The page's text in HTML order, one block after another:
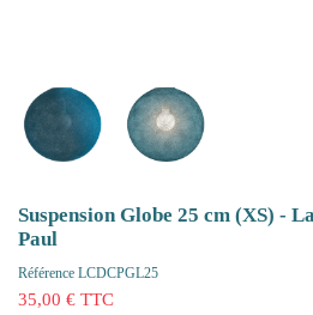
Suspension Globe 25 cm (XS) - La Case de Cousin
Paul
Référence LCDCPGL25
35,00 € TTC